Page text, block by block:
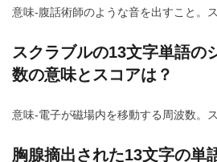
意味-腹話術師のような音を出すこと。
スクラブルの13文字単語の
数の意味とスコアは？
意味-電子が磁場内を移動する周波数。
胸腺摘出された13文字の単